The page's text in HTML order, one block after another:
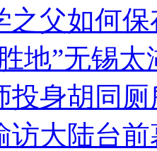
之父如何
地”无锡
投身胡同
访大陆台